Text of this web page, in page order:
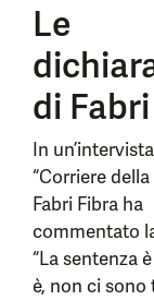
Le
di
In
“Corriere della
Fabri Fibra ha
commentato
“La sentenza
è, non ci